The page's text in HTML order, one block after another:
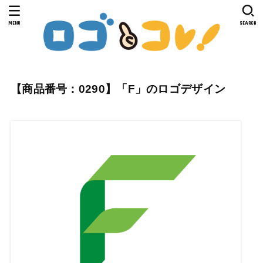
SEARCH
MENU
【商品番号：0290】「F」のロゴデザイン